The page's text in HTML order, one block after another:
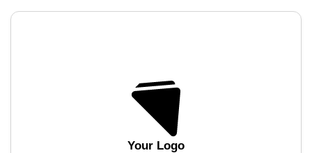
Your Logo